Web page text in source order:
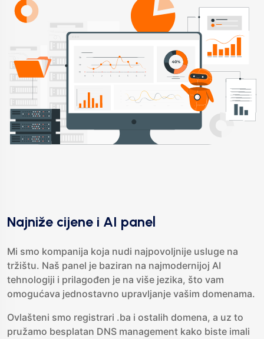
Najniže cijene i AI panel
Mi smo kompanija koja nudi najpovoljnije usluge na
tržištu. Naš panel je baziran na najmodernijoj AI
tehnologiji i prilagođen je na više jezika, što vam
omogućava jednostavno upravljanje vašim domenama.
Ovlašteni smo registrari .ba i ostalih domena, a uz to
pružamo besplatan DNS management kako biste imali